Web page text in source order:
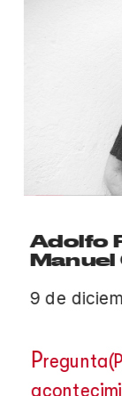
Adolfo
Manuel
9 de
P